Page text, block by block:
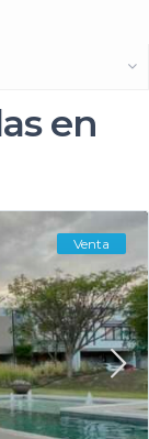
en
Venta